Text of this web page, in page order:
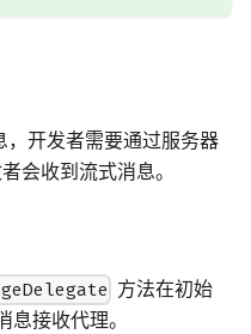
开发者需要通过服务器
会收到流式消息。
方法在初始
接收代理。